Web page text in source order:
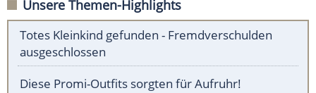
Unsere Themen-Highlights
Totes Kleinkind gefunden - Fremdverschulden
ausgeschlossen
Diese Promi-Outfits sorgten für Aufruhr!